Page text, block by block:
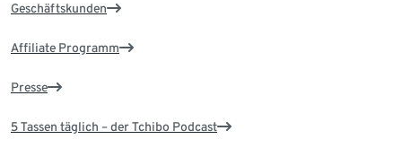
Geschäftskunden
Affiliate Programm
Presse
5 Tassen täglich – der Tchibo Podcast